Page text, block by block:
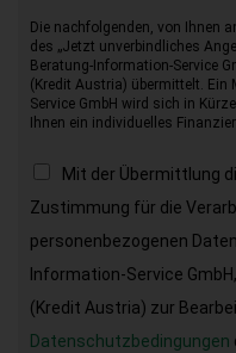
Die nachfolgenden, von Ihnen
des „Jetzt unverbindliches
Beratung-Information-Service
(Kredit Austria) übermittelt. Ein
Service GmbH wird sich in
Ihnen ein individuelles
Mit der Übermittlung
Zustimmung für die
personenbezogenen
Information-Service
(Kredit Austria) zur
Datenschutzbedingungen